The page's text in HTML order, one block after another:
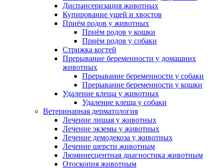
Диспансеризация животных
Купирование ушей и хвостов
Приём родов у животных
Приём родов у кошки
Приём родов у собаки
Стрижка когтей
Прерывание беременности у домашних
животных
Прерывание беременности у собаки
Прерывание беременности у кошки
Удаление клеща у животных
Удаление клеща у собаки
Ветеринарная дерматология
Лечение лишая у животных
Лечение экземы у животных
Лечение демодекоза у животных
Лечение шерсти животным
Люминесцентная диагностика животным
Отоскопия животным